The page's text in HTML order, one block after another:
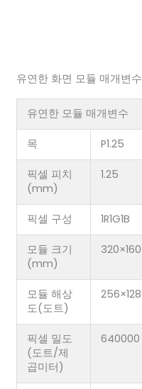
유연한 화면 모듈 매개변수
유연한 모듈 매개변수
목 P1.25
픽셀 피치
(mm)
1.25
픽셀 구성 1R1G1B
모듈 크기
(mm)
320×160
모듈 해상
도(도트)
256×128
픽셀 밀도
(도트/제
곱미터)
640000